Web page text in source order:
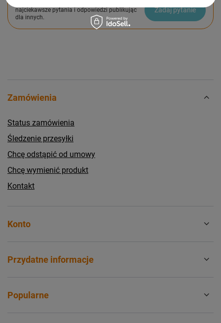
najciekawsze pytania i odpowiedzi publikując
dla innych.
Zadaj pytanie
Zamówienia
Status zamówienia
Śledzenie przesyłki
Chcę odstąpić od umowy
Chcę wymienić produkt
Kontakt
Konto
Przydatne informacje
Popularne